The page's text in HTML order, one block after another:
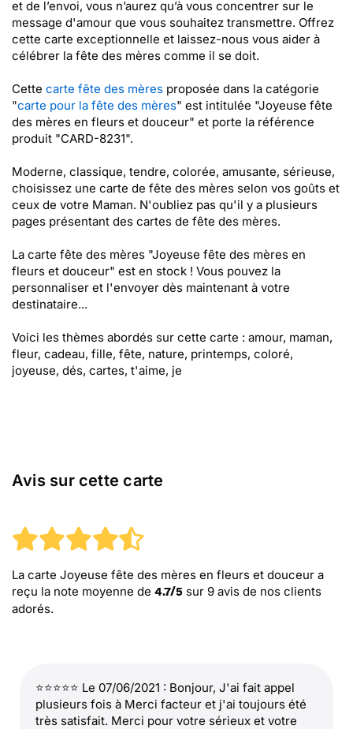
et de l’envoi, vous n’aurez qu’à vous concentrer sur le
message d'amour que vous souhaitez transmettre. Offrez
cette carte exceptionnelle et laissez-nous vous aider à
célébrer la fête des mères comme il se doit.
Cette carte fête des mères proposée dans la catégorie
"carte pour la fête des mères" est intitulée "Joyeuse fête
des mères en fleurs et douceur" et porte la référence
produit "CARD-8231".
Moderne, classique, tendre, colorée, amusante, sérieuse,
choisissez une carte de fête des mères selon vos goûts et
ceux de votre Maman. N'oubliez pas qu'il y a plusieurs
pages présentant des cartes de fête des mères.
La carte fête des mères "Joyeuse fête des mères en
fleurs et douceur" est en stock ! Vous pouvez la
personnaliser et l'envoyer dès maintenant à votre
destinataire...
Voici les thèmes abordés sur cette carte : amour, maman,
fleur, cadeau, fille, fête, nature, printemps, coloré,
joyeuse, dés, cartes, t'aime, je
Avis sur cette carte
La carte Joyeuse fête des mères en fleurs et douceur a
reçu la note moyenne de 4.7/5 sur 9 avis de nos clients
adorés.
⭐⭐⭐⭐⭐ Le 07/06/2021 : Bonjour, J'ai fait appel
plusieurs fois à Merci facteur et j'ai toujours été
très satisfait. Merci pour votre sérieux et votre